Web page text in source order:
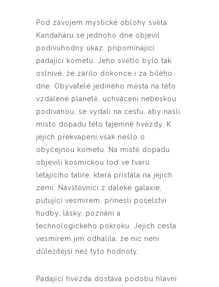
Pod závojem mystické oblohy světa
Kandaháru se jednoho dne objevil
podivuhodný úkaz, připomínající
padající kometu. Jeho světlo bylo tak
oslnivé, že zářilo dokonce i za bílého
dne. Obyvatelé jediného města na této
vzdálené planetě, uchváceni nebeskou
podívanou, se vydali na cestu, aby našli
místo dopadu této tajemné hvězdy. K
jejich překvapení však nešlo o
obyčejnou kometu. Na místě dopadu
objevili kosmickou loď ve tvaru
létajícího talíře, která přistála na jejich
zemi. Návštěvníci z daleké galaxie,
putující vesmírem, přinesli poselství
hudby, lásky, poznání a
technologického pokroku. Jejich cesta
vesmírem jim odhalila, že nic není
důležitější než tyto hodnoty.
Padající hvězda dostává podobu hlavní